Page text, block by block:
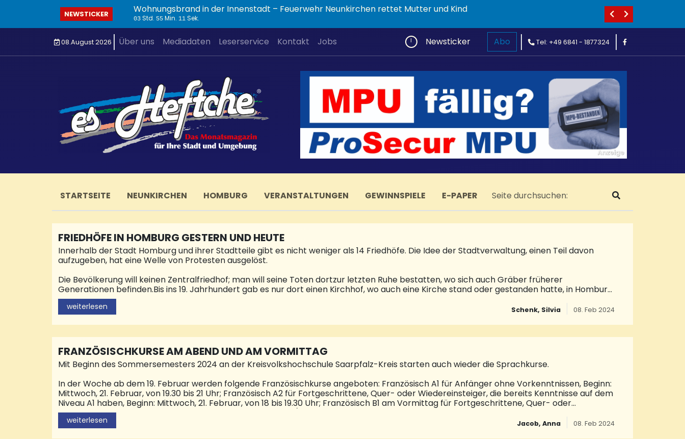
NEWSTICKER Wohnungsbrand in der Innenstadt – Feuerwehr Neunkirchen rettet Mutter und Kind
03 Std. 55 Min. 12 Sek.
08.August 2026 Über uns Mediadaten Leserservice Kontakt Jobs Newsticker Abo Tel: +49 6841 - 1877324
STARTSEITE NEUNKIRCHEN HOMBURG VERANSTALTUNGEN GEWINNSPIELE E-PAPER
FRIEDHÖFE IN HOMBURG GESTERN UND HEUTE
Innerhalb der Stadt Homburg und ihrer Stadtteile gibt es nicht weniger als 14 Friedhöfe. Die Idee der Stadtverwaltung, einen Teil davon
aufzugeben, hat eine Welle von Protesten ausgelöst.
Die Bevölkerung will keinen Zentralfriedhof; man will seine Toten dortzur letzten Ruhe bestatten, wo sich auch Gräber früherer
Generationen befinden.Bis ins 19. Jahrhundert gab es nur dort einen Kirchhof, wo auch eine Kirche stand oder gestanden hatte, in Homburg
also um die katholische St. Michaelskirche und die evangelische Stadtkirche, um die Kirchenruine in Beeden und die Kirche in Kirrberg. Ab
1832 wurde der erste städtische Friedhof in der Friedhofstraße belegt, getrennt rechts die Katholiken und links, zum jüdischen Friedhof von
1822 hin, die Protestanten. 1877 wurde ein weiterer vor der Leichenhalle angelegt. Die Friedhöfe in den übrigen Ortsteilen wurden erst im
Laufe des 19. und 20. Jahrhunderts angelegt. In den letzten Jahren hat sich durch die massenhafte Praxis der Feuerbestattu
weiterlesen Schenk, Silvia 08. Feb 2024
FRANZÖSISCHKURSE AM ABEND UND AM VORMITTAG
Mit Beginn des Sommersemesters 2024 an der Kreisvolkshochschule Saarpfalz-Kreis starten auch wieder die Sprachkurse.
In der Woche ab dem 19. Februar werden folgende Französischkurse angeboten: Französisch A1 für Anfänger ohne Vorkenntnissen, Beginn:
Mittwoch, 21. Februar, von 19.30 bis 21 Uhr; Französisch A2 für Fortgeschrittene, Quer- oder Wiedereinsteiger, die bereits Kenntnisse auf dem
Niveau A1 haben, Beginn: Mittwoch, 21. Februar, von 18 bis 19.30 Uhr; Französisch B1 am Vormittag für Fortgeschrittene, Quer- oder
Wiedereinsteiger, die bereits Kenntnisse auf dem Niveau A2/B1 haben, Beginn: Dienstag, 20. Februar, von 9 Uhr bis 10.30 Uhr. Die Kurse finden
alle in Blieskastel im ehemaligen Internat statt.Eine Anmeldung ist zu allen Kursen und Vorträgen der KVHS erforderlich. Weitere
Informationen zur Anmeldung gibt es unter Tel. (06842) 9243-10 oder im Internet unter www.kvhs-saarpfalz.de.© Saarpfalz-Kreis
weiterlesen Jacob, Anna 08. Feb 2024